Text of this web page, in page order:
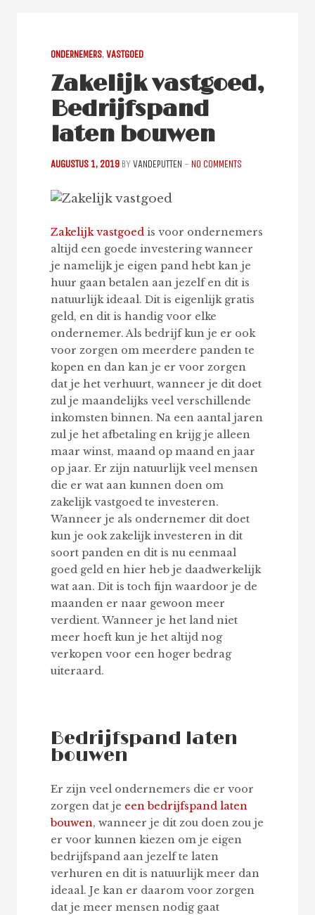
ONDERNEMERS, VASTGOED
Zakelijk vastgoed,
Bedrijfspand
laten bouwen
AUGUSTUS 1, 2019 BY VANDEPUTTEN - NO COMMENTS
Zakelijk vastgoed is voor ondernemers
altijd een goede investering wanneer
je namelijk je eigen pand hebt kan je
huur gaan betalen aan jezelf en dit is
natuurlijk ideaal. Dit is eigenlijk gratis
geld, en dit is handig voor elke
ondernemer. Als bedrijf kun je er ook
voor zorgen om meerdere panden te
kopen en dan kan je er voor zorgen
dat je het verhuurt, wanneer je dit doet
zul je maandelijks veel verschillende
inkomsten binnen. Na een aantal jaren
zul je het afbetaling en krijg je alleen
maar winst, maand op maand en jaar
op jaar. Er zijn natuurlijk veel mensen
die er wat aan kunnen doen om
zakelijk vastgoed te investeren.
Wanneer je als ondernemer dit doet
kun je ook zakelijk investeren in dit
soort panden en dit is nu eenmaal
goed geld en hier heb je daadwerkelijk
wat aan. Dit is toch fijn waardoor je de
maanden er naar gewoon meer
verdient. Wanneer je het land niet
meer hoeft kun je het altijd nog
verkopen voor een hoger bedrag
uiteraard.
Bedrijfspand laten
bouwen
Er zijn veel ondernemers die er voor
zorgen dat je een bedrijfspand laten
bouwen, wanneer je dit zou doen zou je
er voor kunnen kiezen om je eigen
bedrijfspand aan jezelf te laten
verhuren en dit is natuurlijk meer dan
ideaal. Je kan er daarom voor zorgen
dat je meer mensen nodig gaat